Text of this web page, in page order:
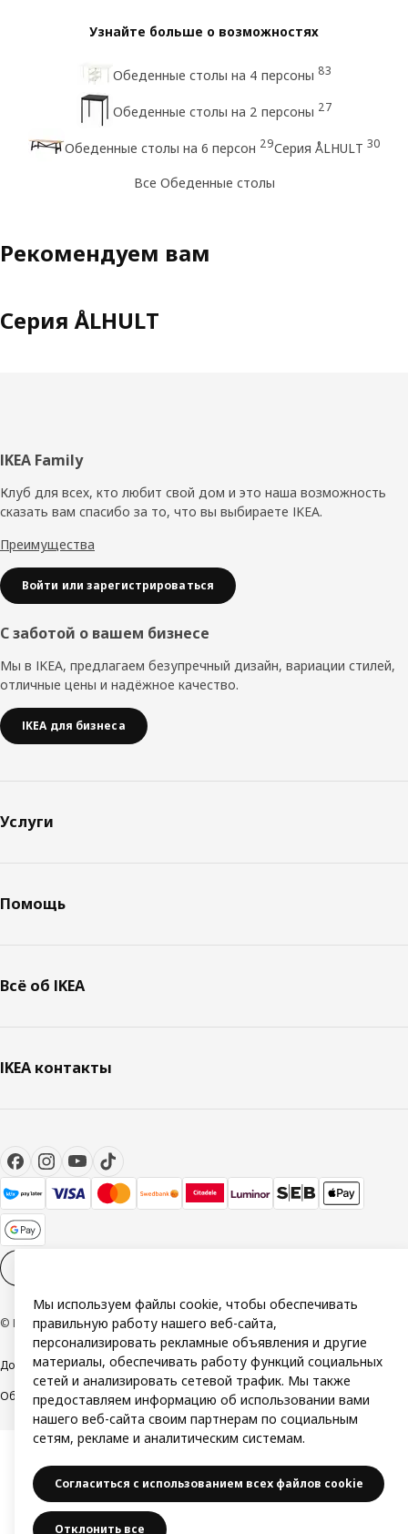
Узнайте больше о возможностях
Обеденные столы на 4 персоны 83
Обеденные столы на 2 персоны 27
Обеденные столы на 6 персон 29Серия ÅLHULT 30
Все Обеденные столы
Рекомендуем вам
Серия ÅLHULT
Нижний
колонтитул
IKEA Family
Клуб для всех, кто любит свой дом и это наша возможность
сказать вам спасибо за то, что вы выбираете IKEA.
Преимущества
Войти или зарегистрироваться
С заботой о вашем бизнесе
Мы в IKEA, предлагаем безупречный дизайн, вариации стилей,
отличные цены и надёжное качество.
IKEA для бизнеса
Услуги
Помощь
Всё об IKEA
IKEA контакты
© Inter IKEA Systems B.V. 1999-2026
ДоступностьПолитика конфиденциальности и использования cookie
Общие условияСвяжитесь с нами
Мы используем файлы cookie, чтобы обеспечивать
правильную работу нашего веб-сайта,
персонализировать рекламные объявления и другие
материалы, обеспечивать работу функций социальных
сетей и анализировать сетевой трафик. Мы также
предоставляем информацию об использовании вами
нашего веб-сайта своим партнерам по социальным
сетям, рекламе и аналитическим системам.
Согласиться с использованием всех файлов cookie
Отклонить все